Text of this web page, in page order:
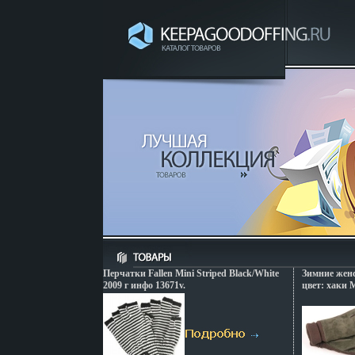
Перчатки Fallen Mini Striped Black/White
2009 г инфо 13671v.
Зимние
цвет: хаки